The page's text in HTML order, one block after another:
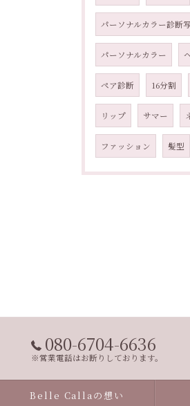
パーソナルカラー診断
パーソナルカラー
ペア診断 16分割
リップ サマー
ファッション 髪型
080-6704-6636
※営業電話はお断りしております。
Belle Callaの想い